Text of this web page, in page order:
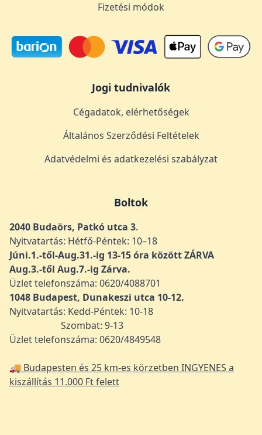
Fizetési módok
Jogi tudnivalók
Cégadatok, elérhetőségek
Általános Szerződési Feltételek
Adatvédelmi és adatkezelési szabályzat
Boltok
2040 Budaörs, Patkó utca 3.
Nyitvatartás: Hétfő-Péntek: 10–18
Júni.1.-től-Aug.31.-ig 13-15 óra között ZÁRVA
Aug.3.-től Aug.7.-ig Zárva.
Üzlet telefonszáma: 0620/4088701
1048 Budapest, Dunakeszi utca 10-12.
Nyitvatartás: Kedd-Péntek: 10-18
Szombat: 9-13
Üzlet telefonszáma: 0620/4849548
🚚 Budapesten és 25 km-es körzetben INGYENES a
kiszállítás 11.000 Ft felett